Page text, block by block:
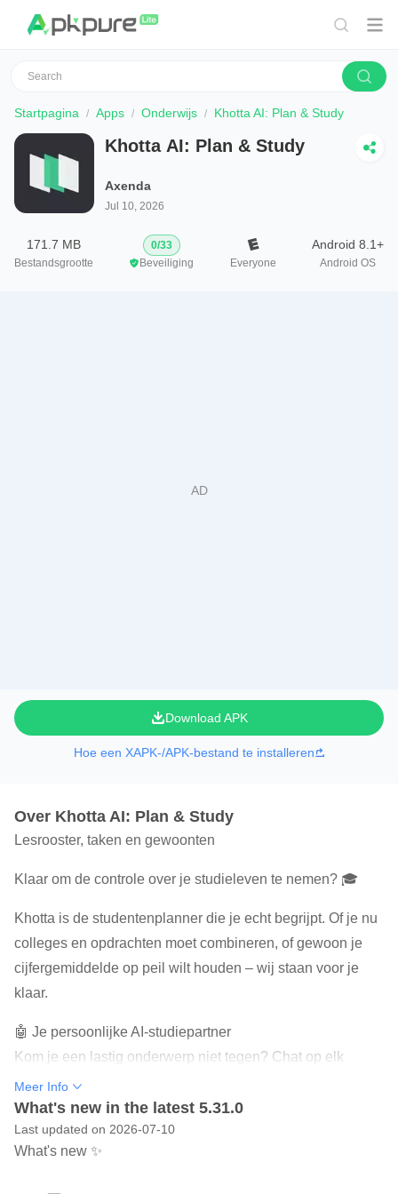
Startpagina Apps Onderwijs Khotta AI: Plan & Study
Khotta AI: Plan & Study
Axenda
Jul 10, 2026
171.7 MB
Bestandsgrootte
0/33
Beveiliging
Everyone
Android 8.1+
Android OS
Download APK
Hoe een XAPK-/APK-bestand te installeren
Over Khotta AI: Plan & Study
Lesrooster, taken en gewoonten
Klaar om de controle over je studieleven te nemen? 🎓
Khotta is de studentenplanner die je echt begrijpt. Of je nu
colleges en opdrachten moet combineren, of gewoon je
cijfergemiddelde op peil wilt houden – wij staan ​​voor je
klaar.
🤖 Je persoonlijke AI-studiepartner
Kom je een lastig onderwerp niet tegen? Chat op elk
moment met onze AI-assistent. Hij vat colleges samen, legt
complexe onderwerpen uit en helpt je zelfs bij de
voorbereiding op tentamens. Zie het als een tutor in je zak
– 24/7.
Meer Info
What's new in the latest 5.31.0
Last updated on 2026-07-10
What's new ✨